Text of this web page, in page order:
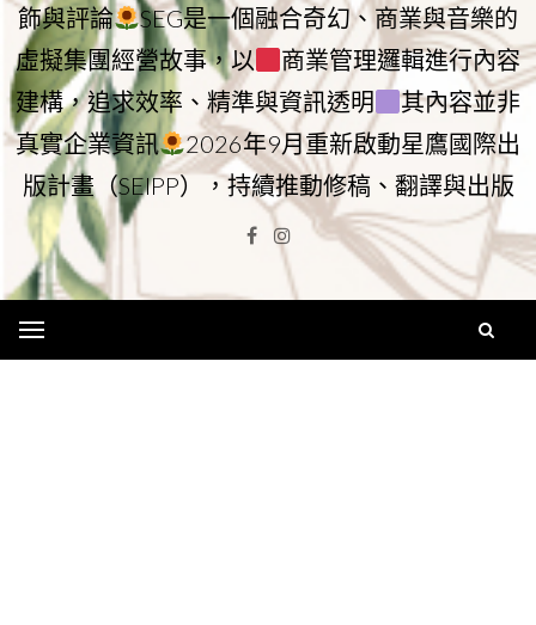
飾與評論
SEG是一個融合奇幻、商業與音樂的
虛擬集團經營故事，以
商業管理邏輯進行內容
建構，追求效率、精準與資訊透明
其內容並非
真實企業資訊
2026年9月重新啟動星鷹國際出
版計畫（SEIPP），持續推動修稿、翻譯與出版
Facebook
Instagram